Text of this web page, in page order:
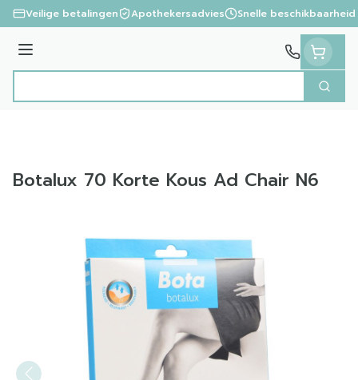
Ga naar de inhoud
Veilige betalingen Apothekersadvies Snelle beschikbaarheid
Menu
Zoek
Botalux 70 Korte Kous Ad Chair N6